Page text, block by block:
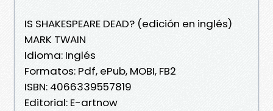
IS SHAKESPEARE DEAD? (edición en inglés)
MARK TWAIN
Idioma: Inglés
Formatos: Pdf, ePub, MOBI, FB2
ISBN: 4066339557819
Editorial: E-artnow